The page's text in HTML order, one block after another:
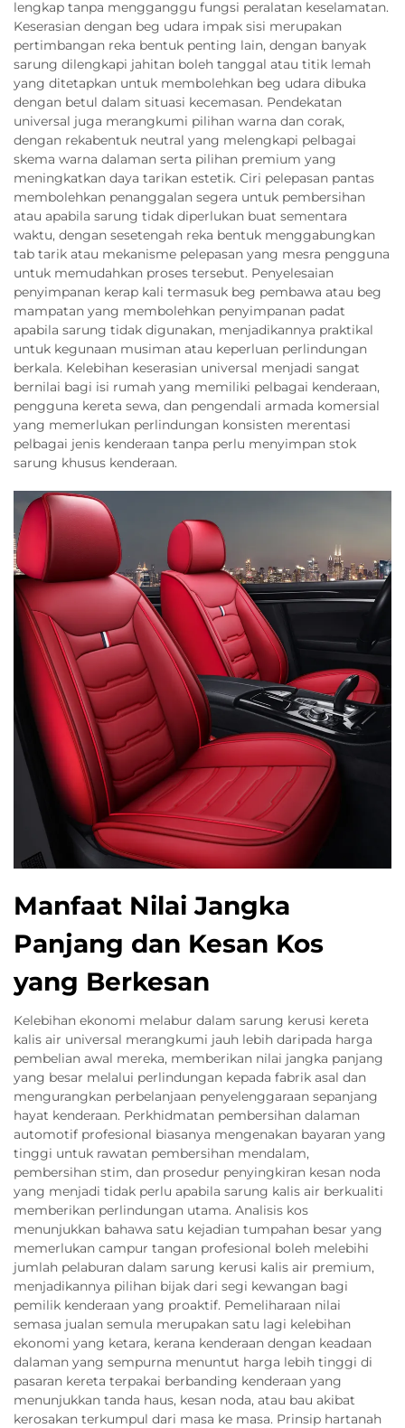
lengkap tanpa mengganggu fungsi peralatan keselamatan.
Keserasian dengan beg udara impak sisi merupakan
pertimbangan reka bentuk penting lain, dengan banyak
sarung dilengkapi jahitan boleh tanggal atau titik lemah
yang ditetapkan untuk membolehkan beg udara dibuka
dengan betul dalam situasi kecemasan. Pendekatan
universal juga merangkumi pilihan warna dan corak,
dengan rekabentuk neutral yang melengkapi pelbagai
skema warna dalaman serta pilihan premium yang
meningkatkan daya tarikan estetik. Ciri pelepasan pantas
membolehkan penanggalan segera untuk pembersihan
atau apabila sarung tidak diperlukan buat sementara
waktu, dengan sesetengah reka bentuk menggabungkan
tab tarik atau mekanisme pelepasan yang mesra pengguna
untuk memudahkan proses tersebut. Penyelesaian
penyimpanan kerap kali termasuk beg pembawa atau beg
mampatan yang membolehkan penyimpanan padat
apabila sarung tidak digunakan, menjadikannya praktikal
untuk kegunaan musiman atau keperluan perlindungan
berkala. Kelebihan keserasian universal menjadi sangat
bernilai bagi isi rumah yang memiliki pelbagai kenderaan,
pengguna kereta sewa, dan pengendali armada komersial
yang memerlukan perlindungan konsisten merentasi
pelbagai jenis kenderaan tanpa perlu menyimpan stok
sarung khusus kenderaan.
Manfaat Nilai Jangka
Panjang dan Kesan Kos
yang Berkesan
Kelebihan ekonomi melabur dalam sarung kerusi kereta
kalis air universal merangkumi jauh lebih daripada harga
pembelian awal mereka, memberikan nilai jangka panjang
yang besar melalui perlindungan kepada fabrik asal dan
mengurangkan perbelanjaan penyelenggaraan sepanjang
hayat kenderaan. Perkhidmatan pembersihan dalaman
automotif profesional biasanya mengenakan bayaran yang
tinggi untuk rawatan pembersihan mendalam,
pembersihan stim, dan prosedur penyingkiran kesan noda
yang menjadi tidak perlu apabila sarung kalis air berkualiti
memberikan perlindungan utama. Analisis kos
menunjukkan bahawa satu kejadian tumpahan besar yang
memerlukan campur tangan profesional boleh melebihi
jumlah pelaburan dalam sarung kerusi kalis air premium,
menjadikannya pilihan bijak dari segi kewangan bagi
pemilik kenderaan yang proaktif. Pemeliharaan nilai
semasa jualan semula merupakan satu lagi kelebihan
ekonomi yang ketara, kerana kenderaan dengan keadaan
dalaman yang sempurna menuntut harga lebih tinggi di
pasaran kereta terpakai berbanding kenderaan yang
menunjukkan tanda haus, kesan noda, atau bau akibat
kerosakan terkumpul dari masa ke masa. Prinsip hartanah